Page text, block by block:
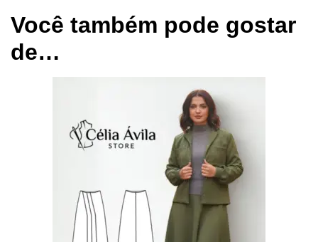
Você também pode gostar
de…